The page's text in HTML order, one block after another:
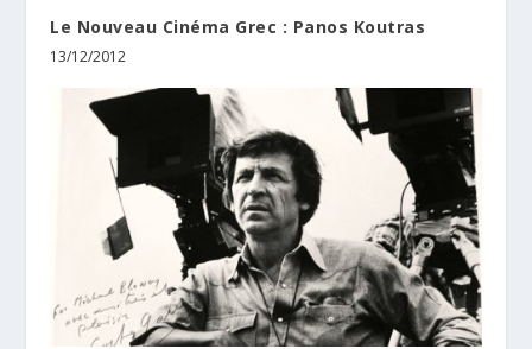
Le Nouveau Cinéma Grec : Panos Koutras
13/12/2012